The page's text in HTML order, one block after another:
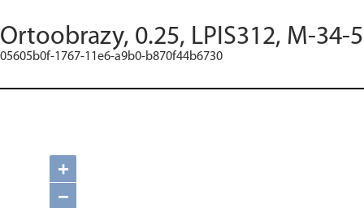
Ortoobrazy, 0.25, LPIS312, M-34-
05605b0f-1767-11e6-a9b0-b870f44b6730
+
−